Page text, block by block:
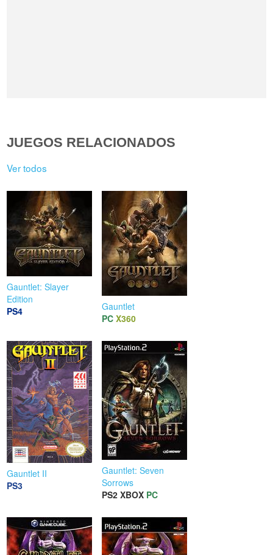
JUEGOS RELACIONADOS
Ver todos
Gauntlet: Slayer
Edition
PS4
Gauntlet
PC X360
Gauntlet II
PS3
Gauntlet: Seven
Sorrows
PS2 XBOX PC